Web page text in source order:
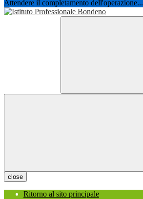
Attendere il completamento dell'operazione...
close
Ritorno al sito principale